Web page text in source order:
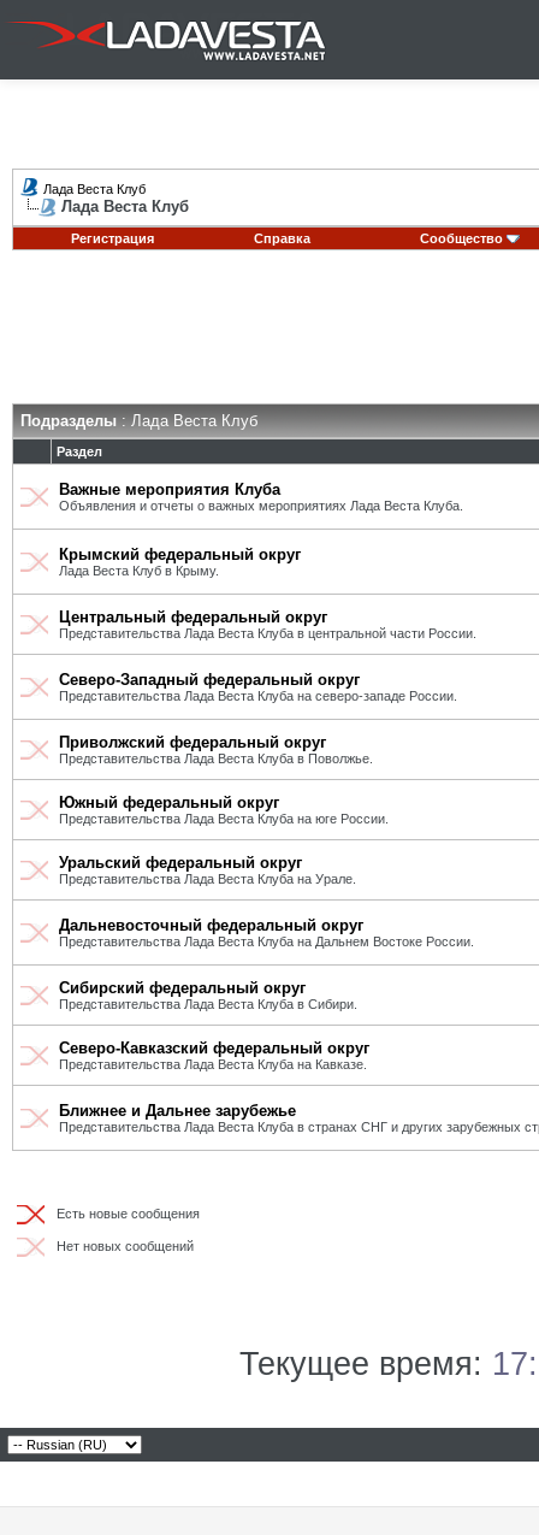
Лада Веста Клуб
Лада Веста Клуб
Регистрация Справка Сообщество
Подразделы: Лада Веста Клуб
Раздел
Важные мероприятия Клуба
Объявления и отчеты о важных мероприятиях Лада Веста Клуба.
Крымский федеральный округ
Лада Веста Клуб в Крыму.
Центральный федеральный округ
Представительства Лада Веста Клуба в центральной части России.
Северо-Западный федеральный округ
Представительства Лада Веста Клуба на северо-западе России.
Приволжский федеральный округ
Представительства Лада Веста Клуба в Поволжье.
Южный федеральный округ
Представительства Лада Веста Клуба на юге России.
Уральский федеральный округ
Представительства Лада Веста Клуба на Урале.
Дальневосточный федеральный округ
Представительства Лада Веста Клуба на Дальнем Востоке России.
Сибирский федеральный округ
Представительства Лада Веста Клуба в Сибири.
Северо-Кавказский федеральный округ
Представительства Лада Веста Клуба на Кавказе.
Ближнее и Дальнее зарубежье
Представительства Лада Веста Клуба в странах СНГ и других зарубежных
Есть новые сообщения
Нет новых сообщений
Текущее время: